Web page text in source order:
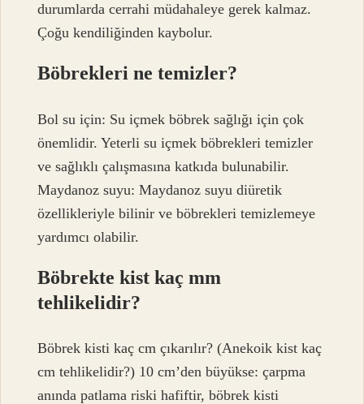
durumlarda cerrahi müdahaleye gerek kalmaz.
Çoğu kendiliğinden kaybolur.
Böbrekleri ne temizler?
Bol su için: Su içmek böbrek sağlığı için çok
önemlidir. Yeterli su içmek böbrekleri temizler
ve sağlıklı çalışmasına katkıda bulunabilir.
Maydanoz suyu: Maydanoz suyu diüretik
özellikleriyle bilinir ve böbrekleri temizlemeye
yardımcı olabilir.
Böbrekte kist kaç mm
tehlikelidir?
Böbrek kisti kaç cm çıkarılır? (Anekoik kist kaç
cm tehlikelidir?) 10 cm’den büyükse: çarpma
anında patlama riski hafiftir, böbrek kisti